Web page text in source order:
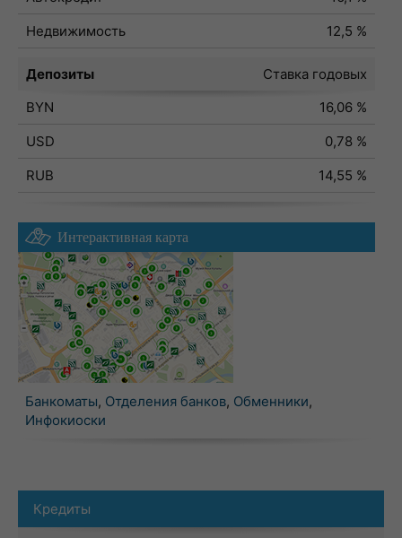
Недвижимость
12,5 %
Депозиты
Ставка годовых
BYN
16,06 %
USD
0,78 %
RUB
14,55 %
Интерактивная карта
Банкоматы, Отделения банков, Обменники,
Инфокиоски
Кредиты